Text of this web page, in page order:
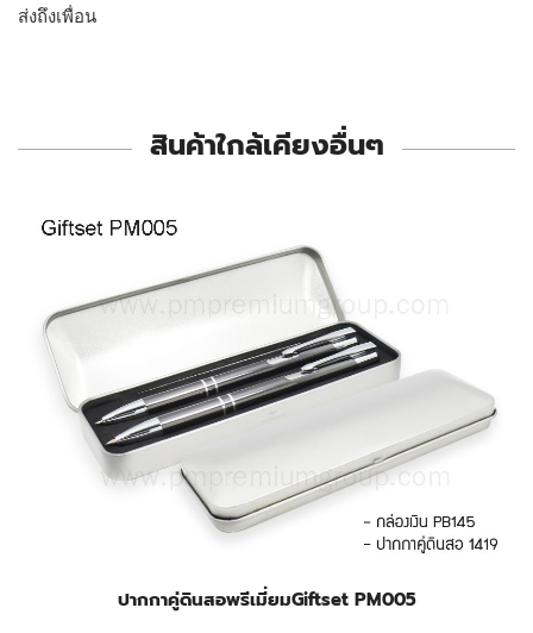
ส่งถึงเพื่อน
สินค้าใกล้เคียงอื่นๆ
ปากกาคู่ดินสอพรีเมี่ยมGiftset PM005